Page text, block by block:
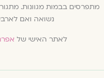
מתפרסים בבמות מגוונות.
נשואה ואם
לאתר האישי של